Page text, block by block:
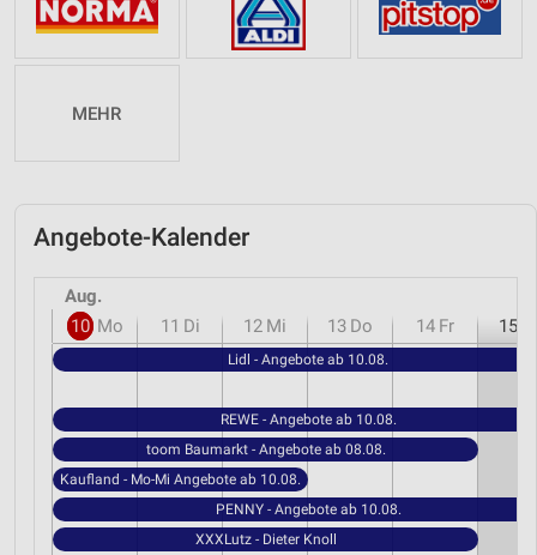
MEHR
Angebote-Kalender
Aug.
10 Mo 11 Di 12 Mi 13 Do 14 Fr 15
Lidl - Angebote ab 10.08.
REWE - Angebote ab 10.08.
toom Baumarkt - Angebote ab 08.08.
Kaufland - Mo-Mi Angebote ab 10.08.
PENNY - Angebote ab 10.08.
XXXLutz - Dieter Knoll